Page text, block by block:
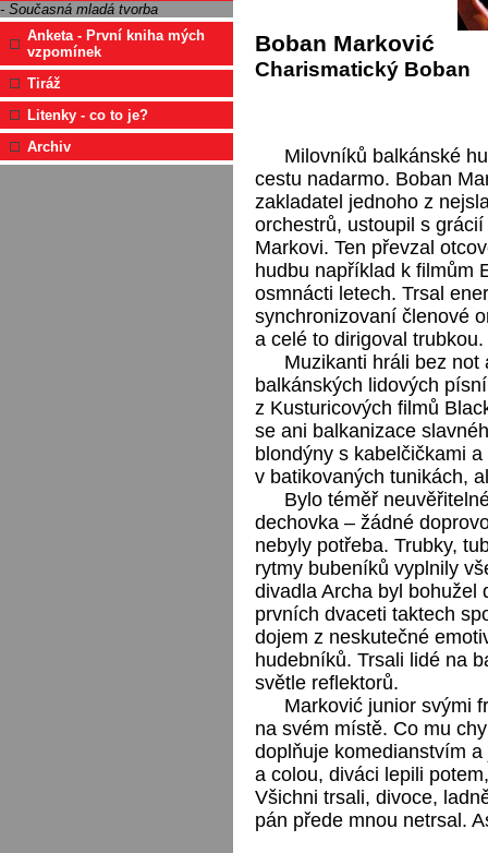
- Současná mladá tvorba
Anketa - První kniha mých
vzpomínek
Tiráž
Litenky - co to je?
Archiv
Boban Marković
Charismatický Boban
Milovníků balkánské
cestu nadarmo. Boban
zakladatel jednoho z
orchestrů, ustoupil s
Markovi. Ten převzal
hudbu například k filmům
osmnácti letech. Trsal
synchronizovaní členové
a celé to dirigoval trubkou.
Muzikanti hráli bez not
balkánských lidových
z Kusturicových filmů
se ani balkanizace
blondýny s kabelčičkami
v batikovaných tunikách,
Bylo téměř
dechovka – žádné
nebyly potřeba. Trubky,
rytmy bubeníků vyplnily
divadla Archa byl bohužel
prvních dvaceti taktech
dojem z neskutečné
hudebníků. Trsali lidé na
světle reflektorů.
Marković junior svými
na svém místě. Co mu
doplňuje komedianstvím
a colou, diváci lepili
Všichni trsali, divoce,
pán přede mnou netrsal.